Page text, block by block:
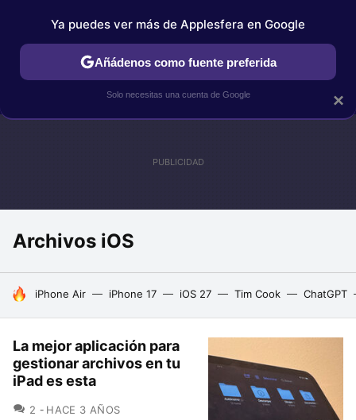
IPHONE TUTORIALES APPLESFERA SELECCIÓN
Archivos iOS
HOY SE HABLA DE
iPhone Air iPhone 17 iOS 27 Tim Cook ChatGPT
La mejor aplicación para
gestionar archivos en tu
iPad es esta
2 COMENTARIOS
HACE 3 AÑOS
×
Ya puedes ver más de Applesfera en Google
Añádenos como fuente preferida
Solo necesitas una cuenta de Google